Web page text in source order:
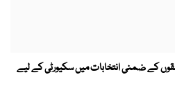
کے ضمنی انتخابات میں سکیورٹی کے لیے